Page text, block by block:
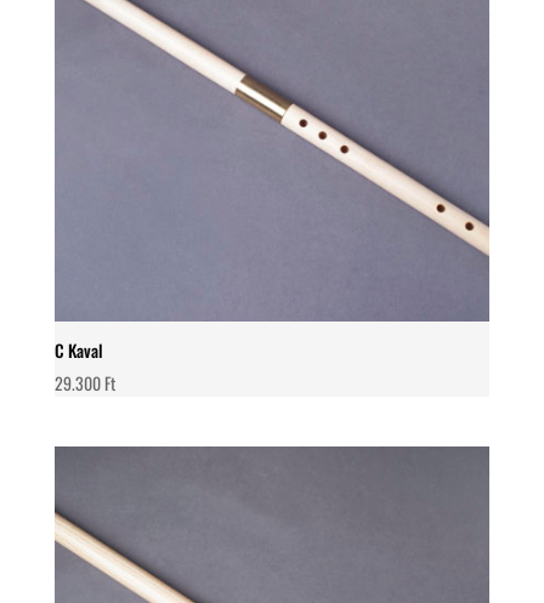
C Kaval
29.300Ft